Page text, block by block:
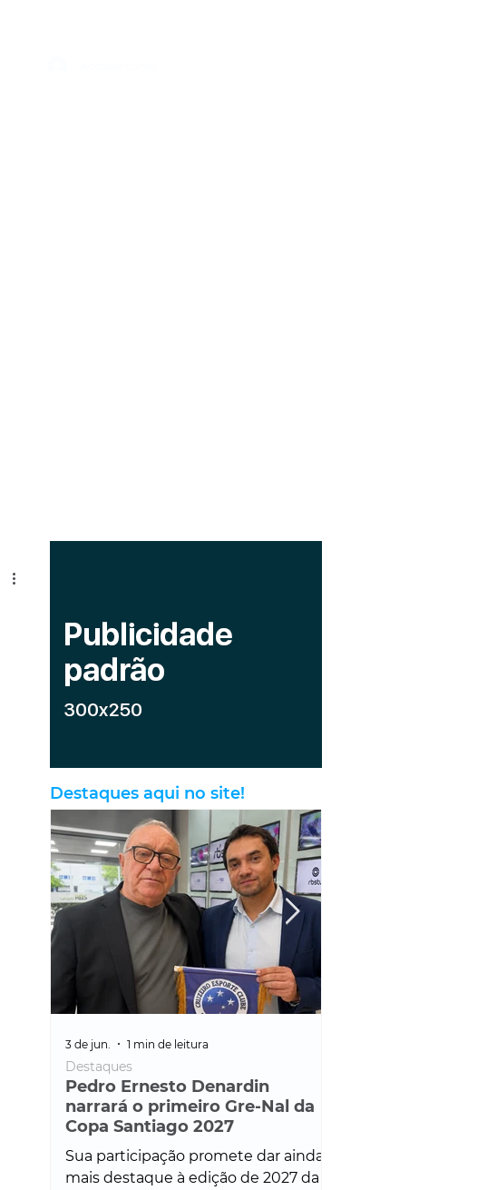
Destaques aqui no site!
Pedro Ernesto Denardin
narrará o primeiro Gre-Nal da
Copa Santiago 2027
Sua participação promete dar ainda
mais destaque à edição de 2027 da
Destaques
3 de jun. 1 min de leitura